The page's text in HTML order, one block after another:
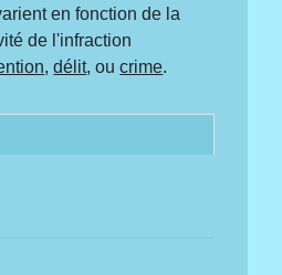
en fonction de la
de l'infraction
,délit, oucrime.